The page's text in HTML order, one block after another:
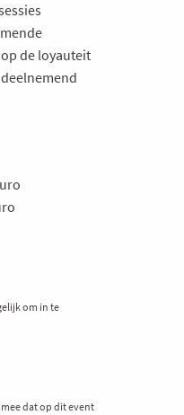
de loyauteit
om in te
dat op dit event